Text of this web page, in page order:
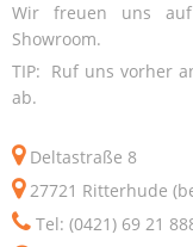
Wir freuen uns
Showroom.
TIP: Ruf uns vorher
ab.
Deltastraße 8
27721 Ritterhude
Tel: (0421) 69 21